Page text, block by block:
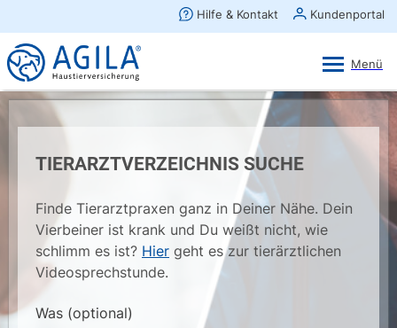
TIERARZTVERZEICHNIS SUCHE
Finde Tierarztpraxen ganz in Deiner Nähe. Dein
Vierbeiner ist krank und Du weißt nicht, wie
schlimm es ist? Hier geht es zur tierärztlichen
Videosprechstunde.
Was (optional)
×
AGILA Kunden-App
Gratis - Im Play Store laden
Ansehen